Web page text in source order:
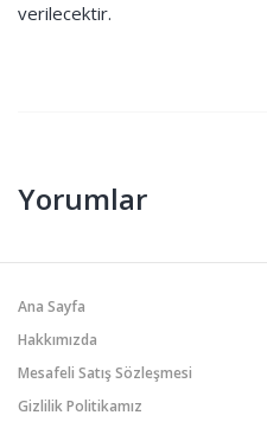
verilecektir.
Yorumlar
Ana Sayfa
Hakkımızda
Mesafeli Satış Sözleşmesi
Gizlilik Politikamız